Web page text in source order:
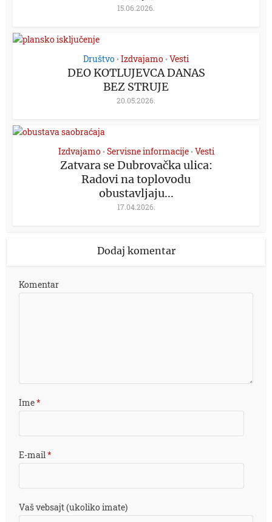
15.06.2026.
Društvo • Izdvajamo • Vesti
DEO KOTLUJEVCA DANAS
BEZ STRUJE
20.05.2026.
Izdvajamo • Servisne informacije • Vesti
Zatvara se Dubrovačka ulica:
Radovi na toplovodu
obustavljaju...
17.04.2026.
Dodaj komentar
Komentar
Ime*
E-mail*
Vaš vebsajt (ukoliko imate)